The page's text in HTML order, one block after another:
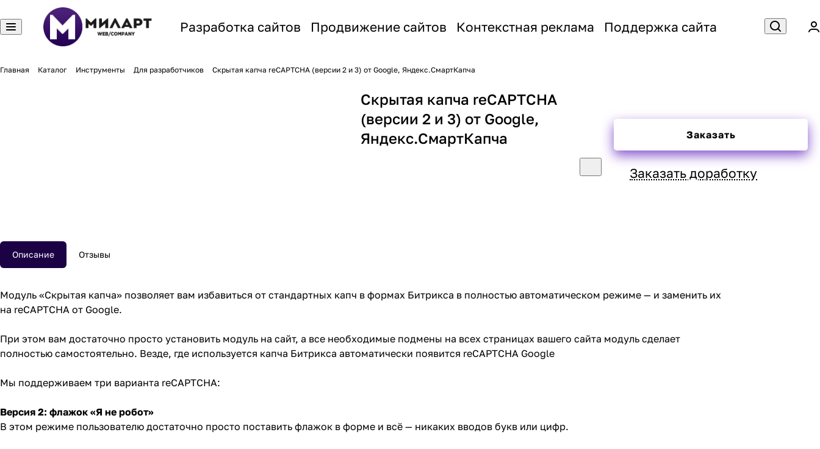
Разработка сайтов Продвижение сайтов Контекстная реклама Поддержка сайта
Главная Каталог Инструменты Для разработчиков Скрытая капча reCAPTCHA (версии 2 и 3) от Google, Яндекс.СмартКапча
Скрытая капча reCAPTCHA
(версии 2 и 3) от Google,
Яндекс.СмартКапча
Заказать
Заказать доработку
Описание Отзывы
Модуль «Скрытая капча» позволяет вам избавиться от стандартных капч в формах Битрикса в полностью автоматическом режиме — и заменить их
на reCAPTCHA от Google.
При этом вам достаточно просто установить модуль на сайт, а все необходимые подмены на всех страницах вашего сайта модуль сделает
полностью самостоятельно. Везде, где используется капча Битрикса автоматически появится reCAPTCHA Google
Мы поддерживаем три варианта reCAPTCHA:
Версия 2: флажок «Я не робот»
В этом режиме пользователю достаточно просто поставить флажок в форме и всё — никаких вводов букв или цифр.